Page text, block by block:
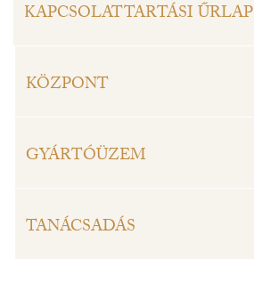
KAPCSOLATTARTÁSI ŰRLAP
KÖZPONT
GYÁRTÓÜZEM
TANÁCSADÁS